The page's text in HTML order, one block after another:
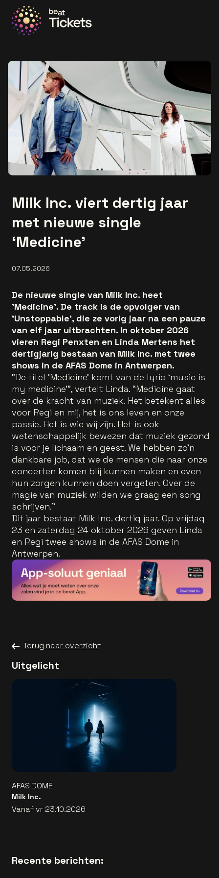
Milk Inc. viert dertig jaar
met nieuwe single
‘Medicine’
07.05.2026
De nieuwe single van Milk Inc. heet
'Medicine'. De track is de opvolger van
'Unstoppable', die ze vorig jaar na een pauze
van elf jaar uitbrachten. In oktober 2026
vieren Regi Penxten en Linda Mertens het
dertigjarig bestaan van Milk Inc. met twee
shows in de AFAS Dome in Antwerpen.
"De titel 'Medicine' komt van de lyric ‘music is
my medicine’", vertelt Linda. “Medicine gaat
over de kracht van muziek. Het betekent alles
voor Regi en mij, het is ons leven en onze
passie. Het is wie wij zijn. Het is ook
wetenschappelijk bewezen dat muziek gezond
is voor je lichaam en geest. We hebben zo’n
dankbare job, dat we de mensen die naar onze
concerten komen blij kunnen maken en even
hun zorgen kunnen doen vergeten. Over de
magie van muziek wilden we graag een song
schrijven.”
Dit jaar bestaat Milk Inc. dertig jaar. Op vrijdag
23 en zaterdag 24 oktober 2026 geven Linda
en Regi twee shows in de AFAS Dome in
Antwerpen.
Terug naar overzicht
Uitgelicht
AFAS DOME
Milk Inc.
Vanaf vr 23.10.2026
Recente berichten: